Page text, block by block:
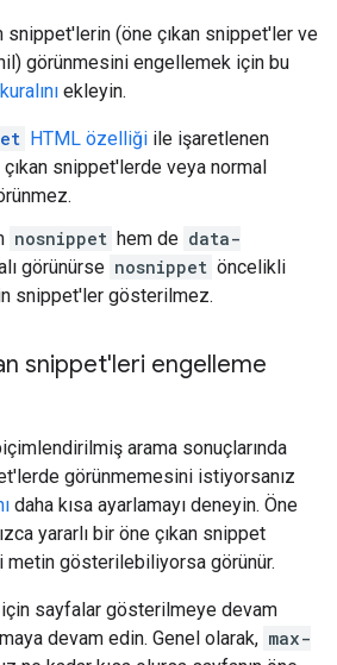
(öne çıkan snippet'ler ve
görünmesini engellemek için bu
kuralını ekleyin.
HTML özelliği ile işaretlenen
snippet'lerde veya normal
nosnippet hem de data-
görünürse nosnippet öncelikli
snippet'ler gösterilmez.
snippet'leri engelleme
arama sonuçlarında
görünmemesini istiyorsanız
daha kısa ayarlamayı deneyin. Öne
yararlı bir öne çıkan snippet
metin gösterilebiliyorsa görünür.
sayfalar gösterilmeye devam
devam edin. Genel olarak, max-